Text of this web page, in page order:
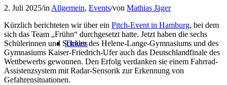
Tickets
2. Juli 2025/inAllgemein, Events/von Mathias Jäger
Kürzlich berichteten wir über ein Pitch-Event in Hamburg, bei dem
sich das Team „Frühn“ durchgesetzt hatte. Jetzt haben die sechs
Schülerinnen und Schüler des Helene-Lange-Gymnasiums und des
Gymnasiums Kaiser-Friedrich-Ufer auch das Deutschlandfinale des
Wettbewerbs gewonnen. Den Erfolg verdanken sie einem Fahrrad-
Assistenzsystem mit Radar-Sensorik zur Erkennung von
Gefahrensituationen.